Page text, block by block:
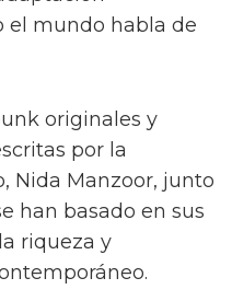
el mundo habla de
originales y
por la
Nida Manzoor, junto
han basado en sus
riqueza y